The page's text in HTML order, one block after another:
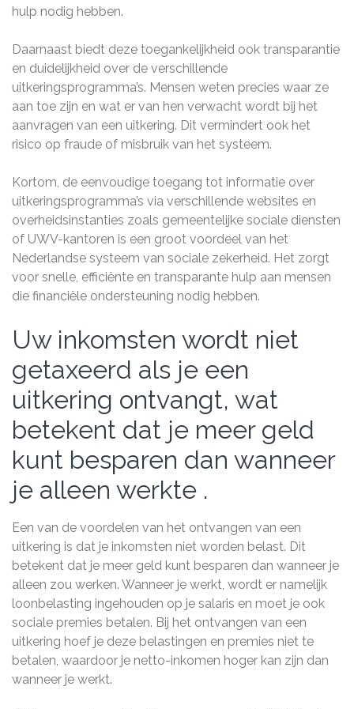
hulp nodig hebben.
Daarnaast biedt deze toegankelijkheid ook transparantie
en duidelijkheid over de verschillende
uitkeringsprogramma’s. Mensen weten precies waar ze
aan toe zijn en wat er van hen verwacht wordt bij het
aanvragen van een uitkering. Dit vermindert ook het
risico op fraude of misbruik van het systeem.
Kortom, de eenvoudige toegang tot informatie over
uitkeringsprogramma’s via verschillende websites en
overheidsinstanties zoals gemeentelijke sociale diensten
of UWV-kantoren is een groot voordeel van het
Nederlandse systeem van sociale zekerheid. Het zorgt
voor snelle, efficiënte en transparante hulp aan mensen
die financiële ondersteuning nodig hebben.
Uw inkomsten wordt niet
getaxeerd als je een
uitkering ontvangt, wat
betekent dat je meer geld
kunt besparen dan wanneer
je alleen werkte .
Een van de voordelen van het ontvangen van een
uitkering is dat je inkomsten niet worden belast. Dit
betekent dat je meer geld kunt besparen dan wanneer je
alleen zou werken. Wanneer je werkt, wordt er namelijk
loonbelasting ingehouden op je salaris en moet je ook
sociale premies betalen. Bij het ontvangen van een
uitkering hoef je deze belastingen en premies niet te
betalen, waardoor je netto-inkomen hoger kan zijn dan
wanneer je werkt.